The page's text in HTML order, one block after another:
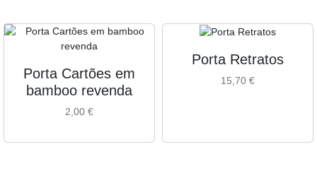
Porta Cartões em
bamboo revenda
2,00 €
Porta Retratos
15,70 €